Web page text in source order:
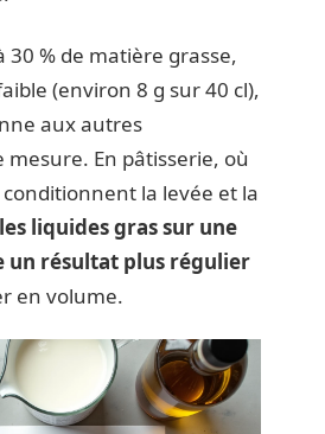
30 % de matière grasse,
(environ 8 g sur 40 cl),
aux autres
mesure. En pâtisserie, où
la levée et la
liquides gras sur une
un résultat plus régulier
en volume.